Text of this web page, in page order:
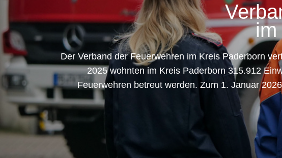
im
Der Verband der Feuerwehren im Kreis Paderborn
2025 wohnten im Kreis Paderborn 315.912
Feuerwehren betreut werden. Zum 1. Januar